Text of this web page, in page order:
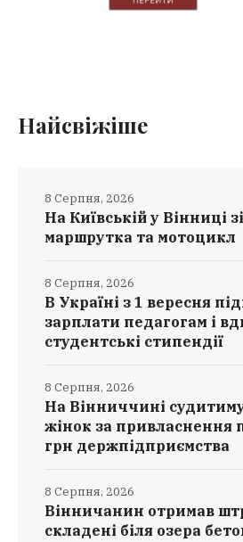
Найсвіжіше
На Київській у Вінниці
маршрутка та мотоцикл
8 Серпня, 2026
В Україні з 1 вересня
зарплати педагогам і
студентські стипендії
8 Серпня, 2026
На Вінниччині
жінок за привласнення
грн держпідприємства
8 Серпня, 2026
Вінничанин отримав
складені біля озера
8 Серпня, 2026